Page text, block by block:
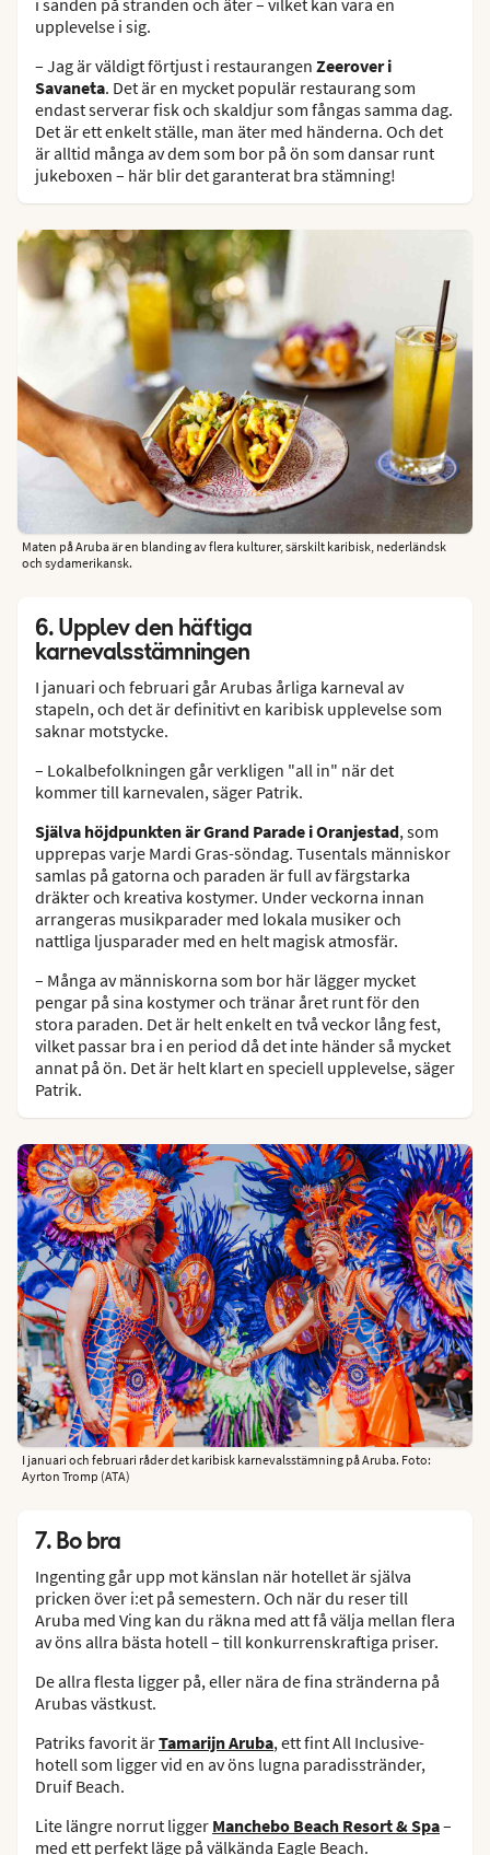
i sanden på stranden och äter – vilket kan vara en
upplevelse i sig.
– Jag är väldigt förtjust i restaurangen Zeerover i
Savaneta. Det är en mycket populär restaurang som
endast serverar fisk och skaldjur som fångas samma dag.
Det är ett enkelt ställe, man äter med händerna. Och det
är alltid många av dem som bor på ön som dansar runt
jukeboxen – här blir det garanterat bra stämning!
Maten på Aruba är en blanding av flera kulturer, särskilt karibisk, nederländsk
och sydamerikansk.
6. Upplev den häftiga
karnevalsstämningen
I januari och februari går Arubas årliga karneval av
stapeln, och det är definitivt en karibisk upplevelse som
saknar motstycke.
– Lokalbefolkningen går verkligen "all in" när det
kommer till karnevalen, säger Patrik.
Själva höjdpunkten är Grand Parade i Oranjestad, som
upprepas varje Mardi Gras-söndag. Tusentals människor
samlas på gatorna och paraden är full av färgstarka
dräkter och kreativa kostymer. Under veckorna innan
arrangeras musikparader med lokala musiker och
nattliga ljusparader med en helt magisk atmosfär.
– Många av människorna som bor här lägger mycket
pengar på sina kostymer och tränar året runt för den
stora paraden. Det är helt enkelt en två veckor lång fest,
vilket passar bra i en period då det inte händer så mycket
annat på ön. Det är helt klart en speciell upplevelse, säger
Patrik.
I januari och februari råder det karibisk karnevalsstämning på Aruba. Foto:
Ayrton Tromp (ATA)
7. Bo bra
Ingenting går upp mot känslan när hotellet är själva
pricken över i:et på semestern. Och när du reser till
Aruba med Ving kan du räkna med att få välja mellan flera
av öns allra bästa hotell – till konkurrenskraftiga priser.
De allra flesta ligger på, eller nära de fina stränderna på
Arubas västkust.
Patriks favorit ärTamarijn Aruba, ett fint All Inclusive-
hotell som ligger vid en av öns lugna paradisstränder,
Druif Beach.
Lite längre norrut ligger Manchebo Beach Resort & Spa–
med ett perfekt läge på välkända Eagle Beach.